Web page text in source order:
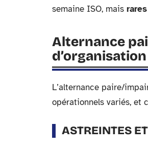
semaine ISO, mais
Alternance
d’organisation
L’alternance paire/
opérationnels variés, et
ASTREINTES